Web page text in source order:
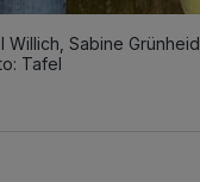
Sabine Grünheid
Tafel